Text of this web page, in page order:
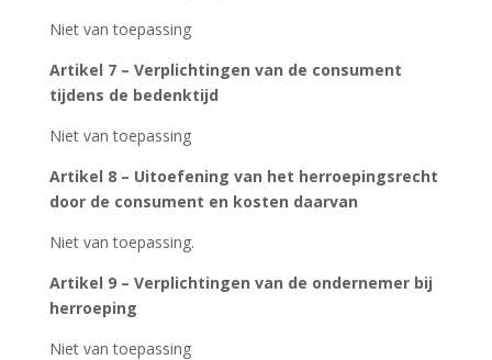
Niet van toepassing
Artikel 7 – Verplichtingen van de consument
tijdens de bedenktijd
Niet van toepassing
Artikel 8 – Uitoefening van het herroepingsrecht
door de consument en kosten daarvan
Niet van toepassing.
Artikel 9 – Verplichtingen van de ondernemer bij
herroeping
Niet van toepassing